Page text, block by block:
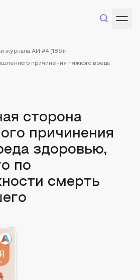
журнала АИ #4 (186)
причинения тяжкого вреда
сторона
причинения
здоровью,
по
смерть